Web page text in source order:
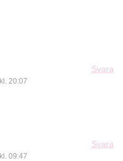
20:07
Svara
09:47
Svara